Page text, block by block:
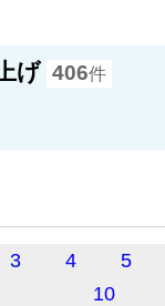
げ 406件
3 4 5
10